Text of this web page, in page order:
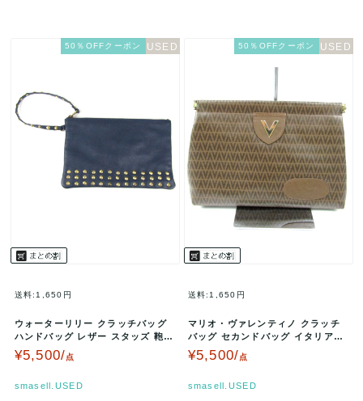
50％OFFクーポン
送料:1,650円
ウォーターリリー クラッチバッグ
ハンドバッグ レザー スタッズ 鞄
カバン ブランド レディース …
¥5,500/点
smasell.USED
50％OFFクーポン
送料:1,650円
マリオ・ヴァレンティノ クラッチ
バッグ セカンドバッグ イタリア製
鞄 カバン ブランド メンズ ブ…
¥5,500/点
smasell.USED